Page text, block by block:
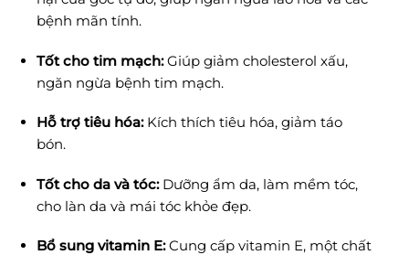
bệnh mãn tính.
Tốt cho tim mạch:Giúp giảm cholesterol xấu,
ngăn ngừa bệnh tim mạch.
Hỗ trợ tiêu hóa:Kích thích tiêu hóa, giảm táo
bón.
Tốt cho da và tóc:Dưỡng ẩm da, làm mềm tóc,
cho làn da và mái tóc khỏe đẹp.
Bổ sung vitamin E:Cung cấp vitamin E, một chất